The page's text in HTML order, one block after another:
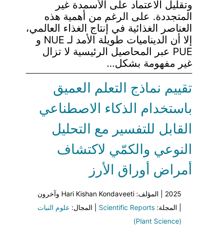
وتقليل الاعتماد على الأسمدة غير
المتجددة. على الرغم من أهمية هذه
العناصر الغذائية في إنتاج الغذاء العالمي،
إلا أن الديناميات طويلة الأمد لـ NUE و
PUE عبر المحاصيل الرئيسية لا تزال
غير مفهومة بشكل…
تقييم نماذج التعلم العميق
باستخدام الذكاء الاصطناعي
القابل للتفسير مع التحليل
النوعي والكمّي لاكتشاف
أمراض أوراق الأرز
2025 | المؤلف: Hari Kishan Kondaveeti وآخرون
| المجلة:Scientific Reports | المجال: علوم النبات
(Plant Science)